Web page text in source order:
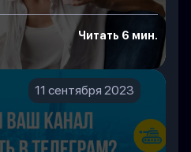
Читать 6 мин.
11 сентября 2023